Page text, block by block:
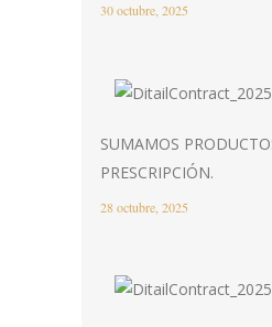
30 octubre, 2025
SUMAMOS
PRESCRIPCIÓN.
28 octubre, 2025